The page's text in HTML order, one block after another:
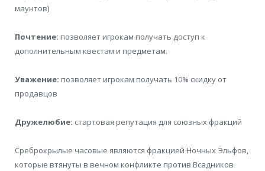
маунтов)
Почтение: позволяет игрокам получать доступ к
дополнительным квестам и предметам.
Уважение: позволяет игрокам получать 10% скидку от
продавцов
Дружелюбие: стартовая репутация для союзных фракций
Среброкрылые часовые являются фракцией Ночных Эльфов,
которые втянуты в вечном конфликте против Всадников